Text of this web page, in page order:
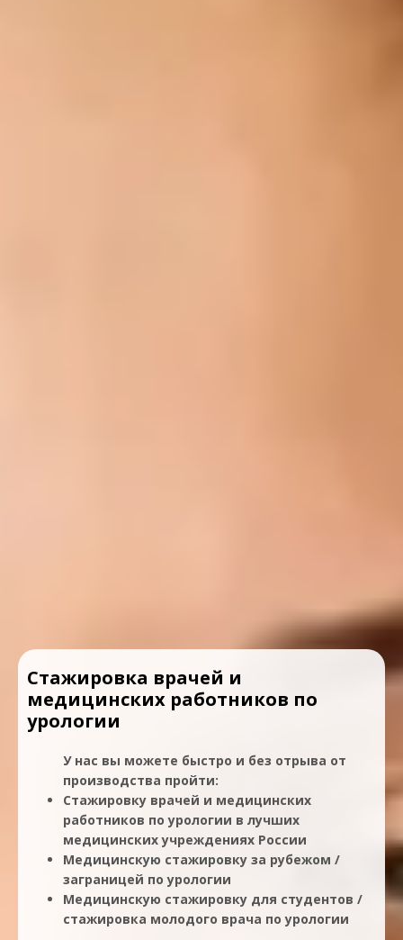
Стажировка врачей и
медицинских работников по
урологии
У нас вы можете быстро и без отрыва от
производства пройти:
Стажировку врачей и медицинских
работников по урологии в лучших
медицинских учреждениях России
Медицинскую стажировку за рубежом /
заграницей по урологии
Медицинскую стажировку для студентов /
стажировка молодого врача по урологии